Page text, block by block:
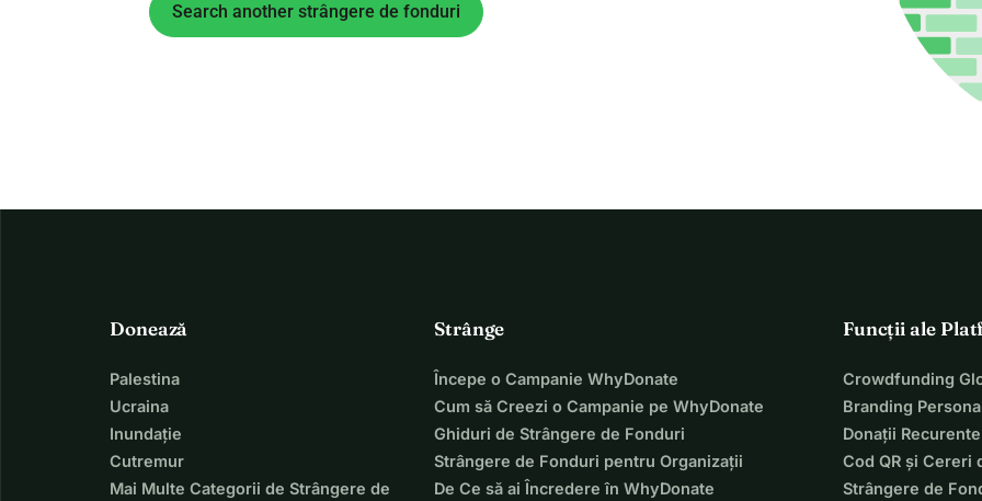
Search another strângere de fonduri
Donează
Palestina
Ucraina
Inundație
Cutremur
Mai Multe Categorii de Strângere de
Strânge
Începe o Campanie WhyDonate
Cum să Creezi o Campanie pe WhyDonate
Ghiduri de Strângere de Fonduri
Strângere de Fonduri pentru Organizații
De Ce să ai Încredere în WhyDonate
Funcții ale
Crowdfunding
Branding
Donații Recurente
Cod QR și Cereri
Strângere de